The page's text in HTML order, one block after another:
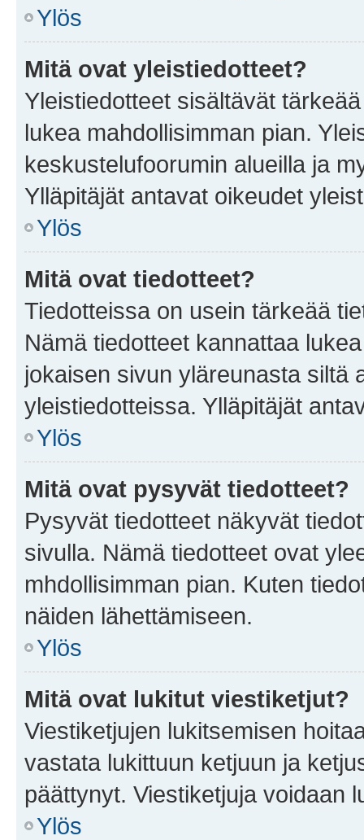
Ylös
Mitä ovat yleistiedotteet?
Yleistiedotteet sisältävät
lukea mahdollisimman pian.
keskustelufoorumin alueilla ja
Ylläpitäjät antavat oikeudet
Ylös
Mitä ovat tiedotteet?
Tiedotteissa on usein tärkeää
Nämä tiedotteet kannattaa
jokaisen sivun yläreunasta siltä
yleistiedotteissa. Ylläpitäjät
Ylös
Mitä ovat pysyvät tiedotteet?
Pysyvät tiedotteet näkyvät
sivulla. Nämä tiedotteet ovat
mhdollisimman pian. Kuten
näiden lähettämiseen.
Ylös
Mitä ovat lukitut viestiketjut?
Viestiketjujen lukitsemisen
vastata lukittuun ketjuun ja
päättynyt. Viestiketjuja voidaan
Ylös